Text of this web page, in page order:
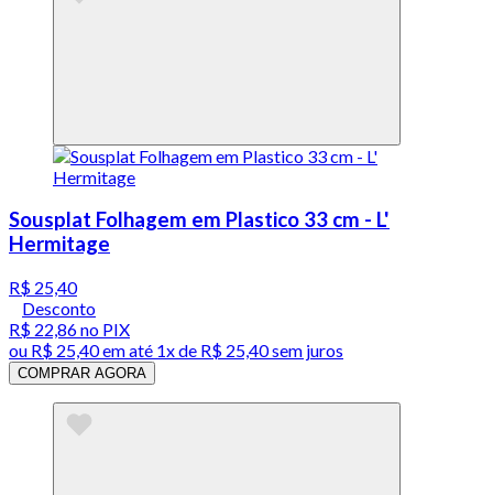
Sousplat Folhagem em Plastico 33 cm - L'
Hermitage
R$ 25,40
Desconto
R$ 22,86no PIX
ou R$ 25,40em até 1x de R$ 25,40sem juros
COMPRAR AGORA